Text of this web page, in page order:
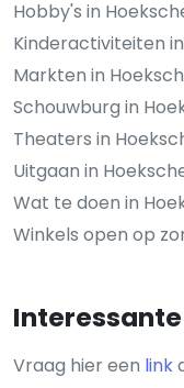
Hobby's in
Kinderactiviteiten
Markten in
Schouwburg in
Theaters in
Uitgaan in
Wat te doen in
Winkels open op
Interessante
Vraag hier een link